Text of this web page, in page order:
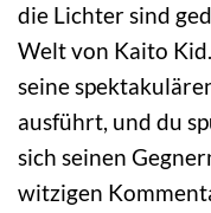
die Lichter sind
Welt von Kaito
seine
ausführt, und du
sich seinen
witzigen